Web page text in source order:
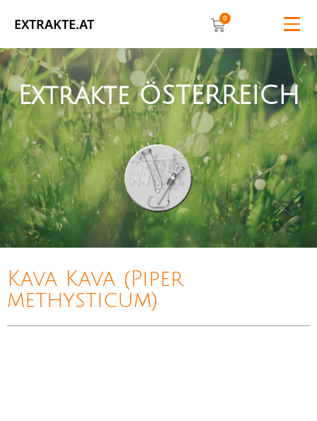
EXTRAKTE.AT 0
Extrakte ÖSTERREICH
Kava Kava (Piper
methysticum)